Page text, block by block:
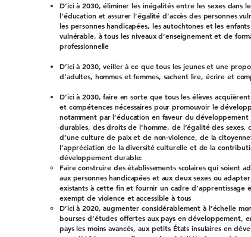
D’ici à 2030, éliminer les inégalités entre les sexes dans
l’éducation et assurer l’égalité d’accès des personnes
les personnes handicapées, les autochtones et les
vulnérable, à tous les niveaux d’enseignement et de
professionnelle
D’ici à 2030, veiller à ce que tous les jeunes et une
d’adultes, hommes et femmes, sachent lire, écrire et
D’ici à 2030, faire en sorte que tous les élèves acquièrent
et compétences nécessaires pour promouvoir le
notamment par l’éducation en faveur du développement
durables, des droits de l’homme, de l’égalité des sexes,
d’une culture de paix et de non-violence, de la
l’appréciation de la diversité culturelle et de la
développement durable:
Faire construire des établissements scolaires qui soient
aux personnes handicapées et aux deux sexes ou adapter
existants à cette fin et fournir un cadre d’apprentissage
exempt de violence et accessible à tous
D’ici à 2020, augmenter considérablement à l’échelle
bourses d’études offertes aux pays en développement,
pays les moins avancés, aux petits États insulaires en